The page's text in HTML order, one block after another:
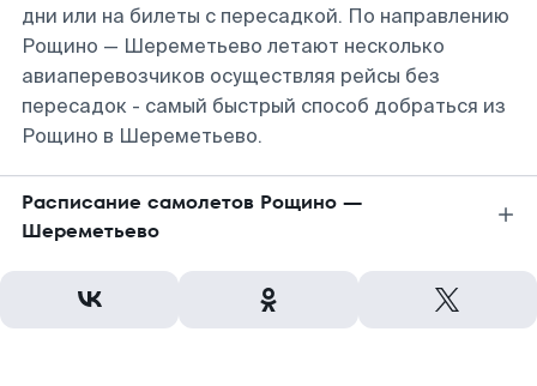
дни или на билеты с пересадкой. По направлению
Рощино — Шереметьево летают несколько
авиаперевозчиков осуществляя рейсы без
пересадок - самый быстрый способ добраться из
Рощино в Шереметьево.
Расписание самолетов Рощино —
Шереметьево